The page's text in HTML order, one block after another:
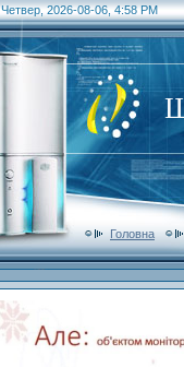
Четвер, 2026-08-06, 4:58 PM
Головна